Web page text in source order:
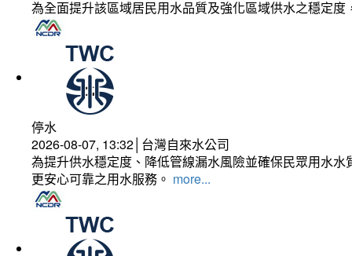
為全面提升該區域居民用水品質及強化區域供水之穩定
停水
2026-08-07, 13:32│台灣自來水公司
為提升供水穩定度、降低管線漏水風險並確保民眾用水
更安心可靠之用水服務。 more...